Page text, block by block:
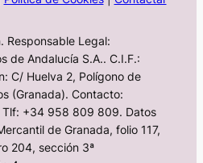
Responsable Legal:
de Andalucía S.A.. C.I.F.:
C/ Huelva 2, Polígono de
(Granada). Contacto:
Tlf: +34 958 809 809. Datos
de Granada, folio 117,
204, sección 3ª